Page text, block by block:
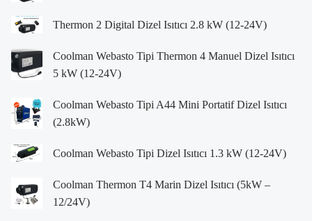
Thermon 2 Digital Dizel Isıtıcı 2.8 kW (12-24V)
Coolman Webasto Tipi Thermon 4 Manuel Dizel Isıtıcı
5 kW (12-24V)
Coolman Webasto Tipi A44 Mini Portatif Dizel Isıtıcı
(2.8kW)
Coolman Webasto Tipi Dizel Isıtıcı 1.3 kW (12-24V)
Coolman Thermon T4 Marin Dizel Isıtıcı (5kW –
12/24V)